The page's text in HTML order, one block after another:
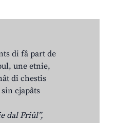
di fâ part de
une etnie,
di chestis
cjapâts
dal Friûl”,